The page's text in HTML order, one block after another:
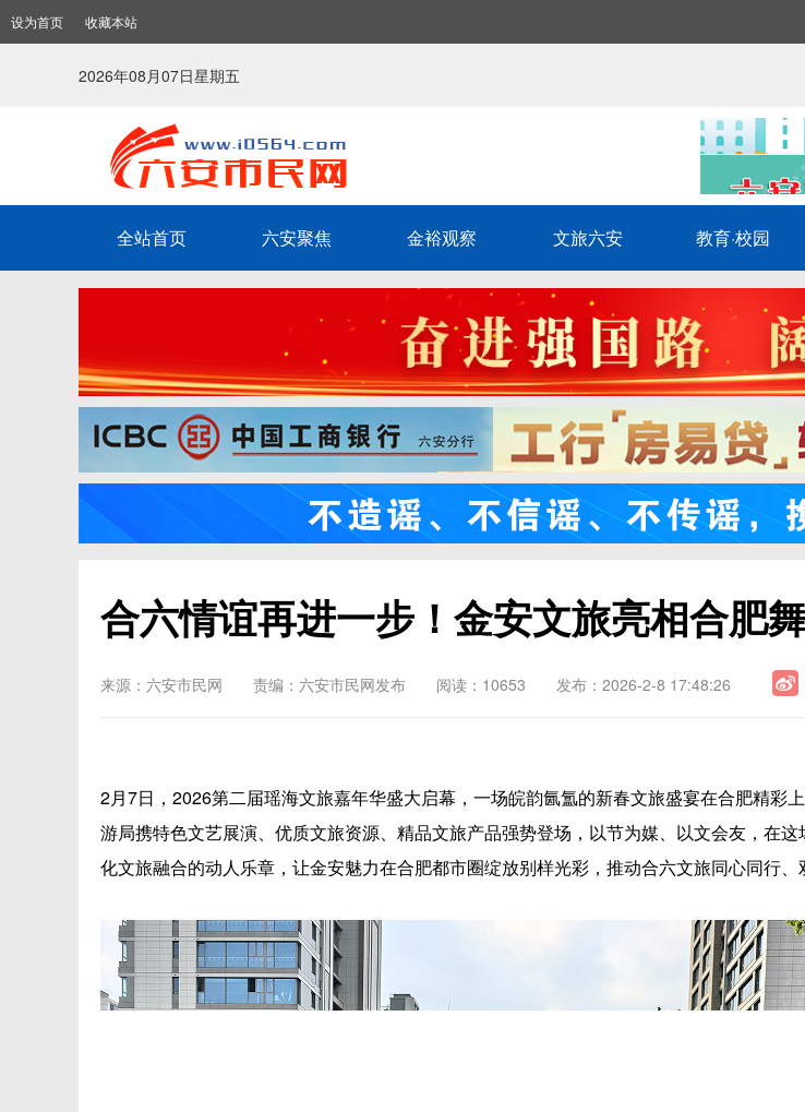
设为首页 收藏本站
2026年08月07日星期五
全站首页 六安聚焦 金裕观察 文旅六安 教育·校园
合六情谊再进一步！金安文旅亮相合肥
来源：六安市民网 责编：六安市民网发布 阅读：10653 发布：2026-2-8 17:48:26
2月7日，2026第二届瑶海文旅嘉年华盛大启幕，一场皖韵氤氲的新春文旅盛宴在合肥精彩
游局携特色文艺展演、优质文旅资源、精品文旅产品强势登场，以节为媒、以文会友，在
化文旅融合的动人乐章，让金安魅力在合肥都市圈绽放别样光彩，推动合六文旅同心同行、